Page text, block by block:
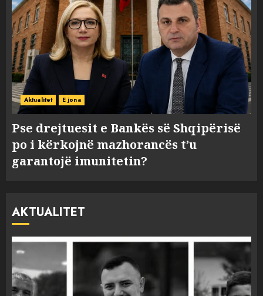
Aktualitet E jona
Pse drejtuesit e Bankës së Shqipërisë
po i kërkojnë mazhorancës t’u
garantojë imunitetin?
AKTUALITET